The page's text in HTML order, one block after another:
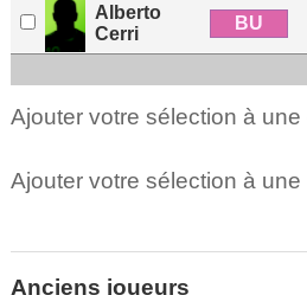
Alberto
Cerri
BU
Ajouter votre sélection à une
Ajouter votre sélection à une
Anciens joueurs